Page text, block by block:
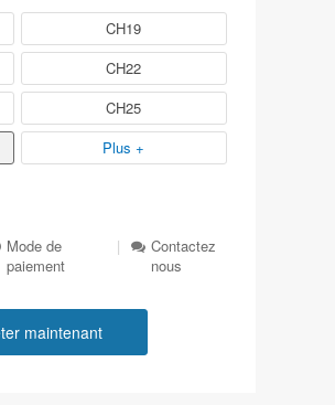
CH19
CH22
CH25
Plus +
Mode de
paiement
|
Contactez
nous
maintenant